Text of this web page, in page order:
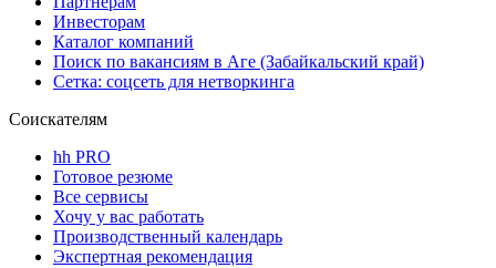
Инвесторам
Каталог компаний
Поиск по вакансиям в Аге (Забайкальский край)
Сетка: соцсеть для нетворкинга
Соискателям
hh PRO
Готовое резюме
Все сервисы
Хочу у вас работать
Производственный календарь
Экспертная рекомендация